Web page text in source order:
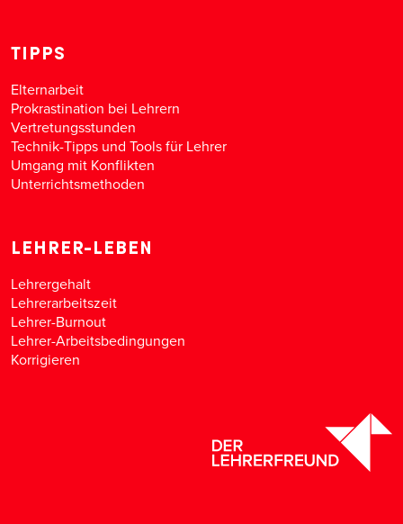
TIPPS
Elternarbeit
Prokrastination bei Lehrern
Vertretungsstunden
Technik-Tipps und Tools für Lehrer
Umgang mit Konflikten
Unterrichtsmethoden
LEHRER-LEBEN
Lehrergehalt
Lehrerarbeitszeit
Lehrer-Burnout
Lehrer-Arbeitsbedingungen
Korrigieren